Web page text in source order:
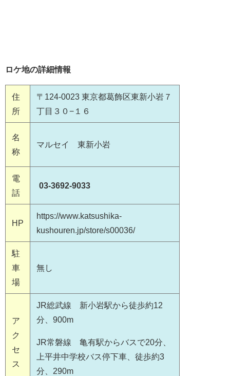
ロケ地の詳細情報
住
所
〒124-0023 東京都葛飾区東新小岩７
丁目３０−１６
名
称
マルセイ 東新小岩
電
話
03-3692-9033
HP
https://www.katsushika-
kushouren.jp/store/s00036/
駐
車
場
無し
ア
ク
セ
ス
JR総武線 新小岩駅から徒歩約12
分、900m
JR常磐線 亀有駅からバスで20分、
上平井中学校バス停下車、徒歩約3
分、290m